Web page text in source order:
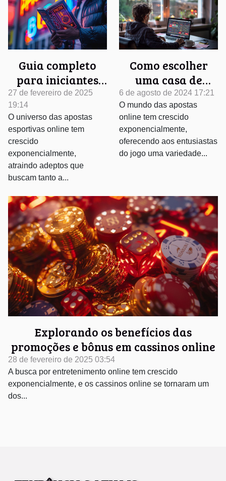
Guia completo
para iniciantes
em apostas
esportivas online
27 de fevereiro de 2025
19:14
O universo das apostas
esportivas online tem
crescido
exponencialmente,
atraindo adeptos que
buscam tanto a...
Como escolher
uma casa de
apostas online:
critérios
essenciais
6 de agosto de 2024 17:21
O mundo das apostas
online tem crescido
exponencialmente,
oferecendo aos entusiastas
do jogo uma variedade...
Explorando os benefícios das
promoções e bônus em cassinos online
28 de fevereiro de 2025 03:54
A busca por entretenimento online tem crescido
exponencialmente, e os cassinos online se tornaram um
dos...